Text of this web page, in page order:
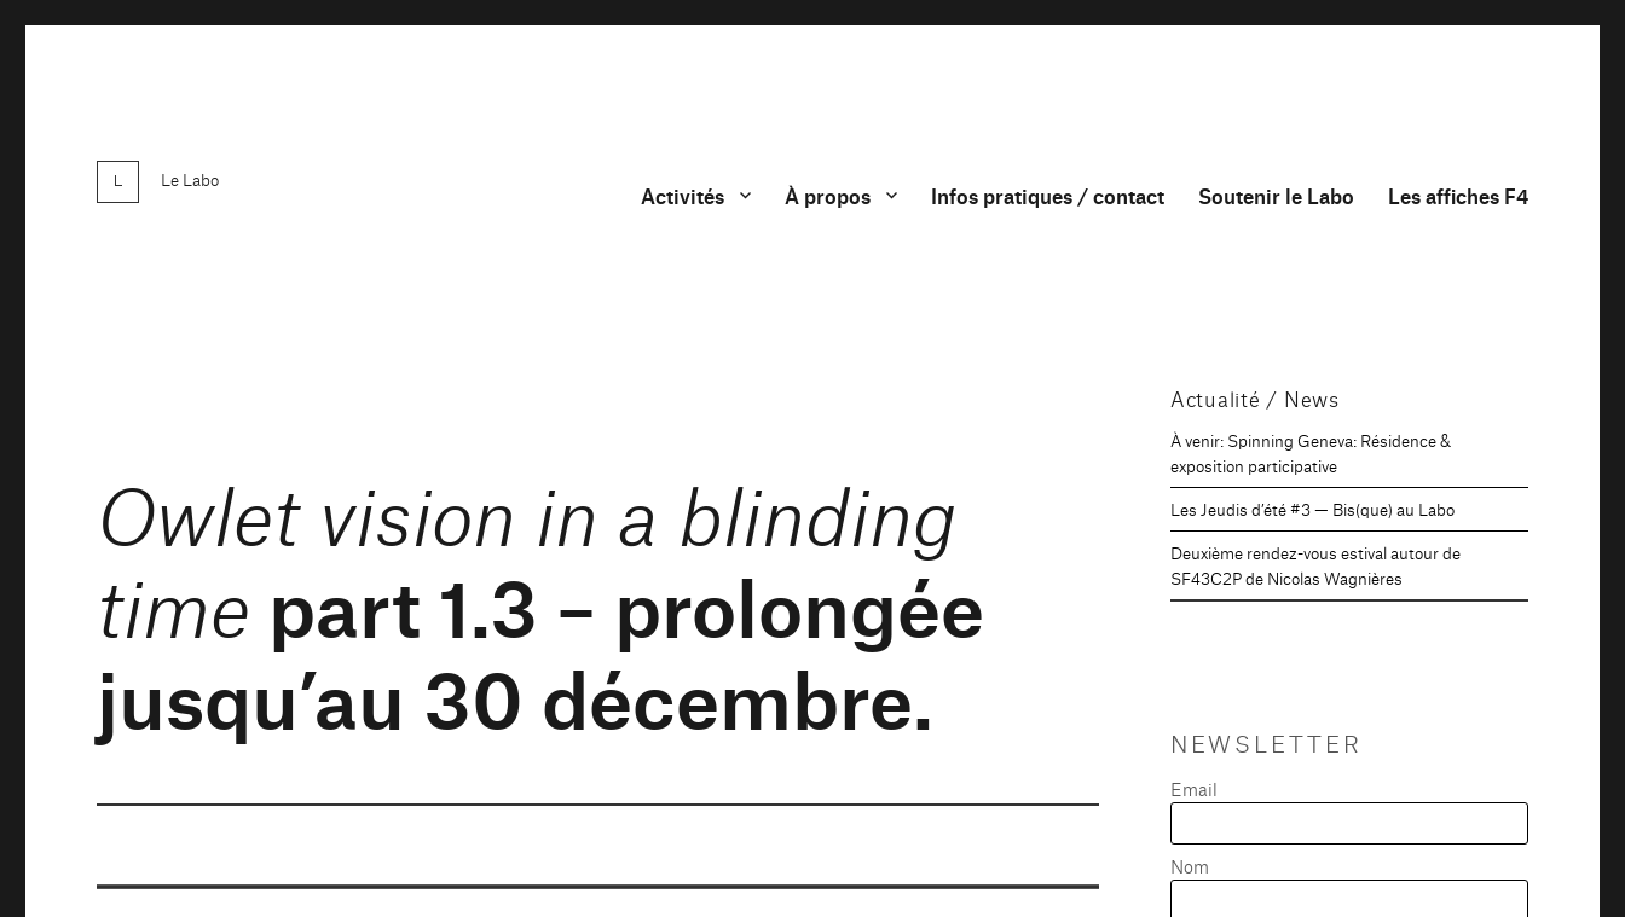
Le Labo
Activités À propos Infos pratiques / contact Soutenir le Labo Les affiches F4
Owlet vision in a blinding
time part 1.3 – prolongée
jusqu’au 30 décembre.
Actualité / News
À venir: Spinning Geneva: Résidence &
exposition participative
Les Jeudis d’été #3 — Bis(que) au Labo
Deuxième rendez-vous estival autour de
SF43C2P de Nicolas Wagnières
NEWSLETTER
Email
Nom